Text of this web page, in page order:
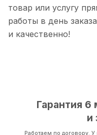
товар или услугу
работы в день
и качественно!
Гарантия 6
и
Работаем по договору.